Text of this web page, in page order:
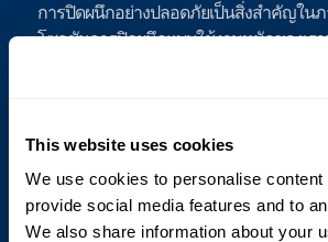
This website uses cookies
We use cookies to personalise content
provide social media features and to
We also share information about your
การปิดผนึกอย่างปลอดภัยเป็นสิ่งสําคัญใน
โซลูชันการปิดผนึกแบบใช้งานหนักของเร
ถือได้ในการปิดผนึกกล่องและบรรจุภัณฑ์
ระบบการปิดผนึกขั้นสูงของเรา บรรจุภัณฑ์
คงสภาพสมบูรณ์และปลอดภัยตลอดการข